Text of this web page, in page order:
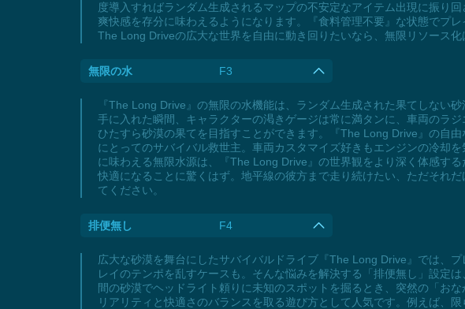
度導入すればランダム生成されるマップの不安定なアイテム出現に振り
爽快感を存分に味わえるようになります。『食料管理不要』な状態でプ
The Long Driveの広大な世界を自由に動き回りたいなら、無限リソース化
無限の水 F3
『The Long Drive』の無限の水機能は、ランダム生成された果てしない
手に入れた瞬間、キャラクターの渇きゲージは常に満タンに、車両のラ
ひたすら砂漠の果てを目指すことができます。『The Long Drive』の自
にとってのサバイバル救世主。車両カスタマイズ好きもエンジンの冷却
に味わえる無限水源は、『The Long Drive』の世界観をより深く体感す
快適になることに驚くはず。地平線の彼方まで走り続けたい、ただそれ
てください。
排便無し F4
広大な砂漠を舞台にしたサバイバルドライブ『The Long Drive』では、
レイのテンポを乱すケースも。そんな悩みを解決する「排便無し」設定
間の砂漠でヘッドライト頼りに未知のスポットを掘るとき、突然の「お
リアリティと快適さのバランスを取る遊び方として人気です。例えば、